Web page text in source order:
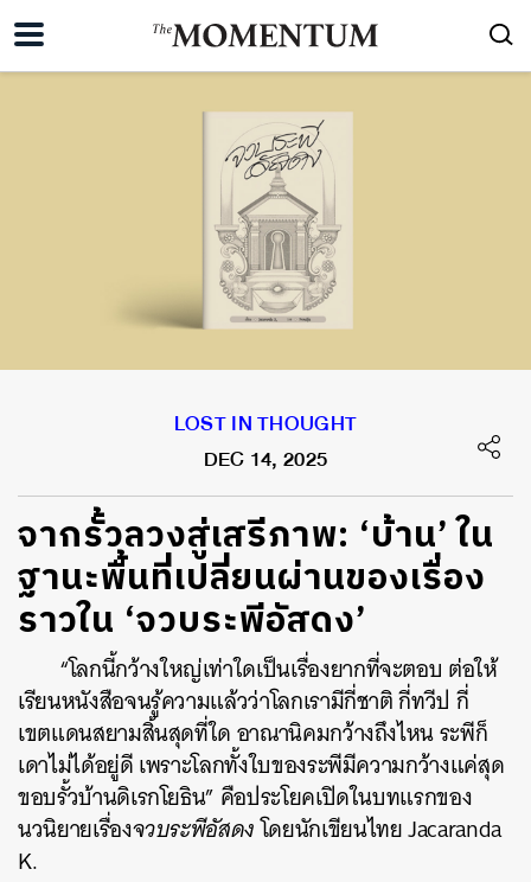
LOST IN THOUGHT
DEC 14, 2025
จากรั้วลวงสู่เสรีภาพ: ‘บ้าน’ ใน
ฐานะพื้นที่เปลี่ยนผ่านของเรื่อง
ราวใน ‘จวบระพีอัสดง’
“โลกนี้กว้างใหญ่เท่าใดเป็นเรื่องยากที่จะตอบ ต่อให้
เรียนหนังสือจนรู้ความแล้วว่าโลกเรามีกี่ชาติ กี่ทวีป กี่
เขตแดนสยามสิ้นสุดที่ใด อาณานิคมกว้างถึงไหน ระพีก็
เดาไม่ได้อยู่ดี เพราะโลกทั้งใบของระพีมีความกว้างแค่สุด
ขอบรั้วบ้านดิเรกโยธิน” คือประโยคเปิดในบทแรกของ
นวนิยายเรื่องจวบระพีอัสดงโดยนักเขียนไทย Jacaranda
K.